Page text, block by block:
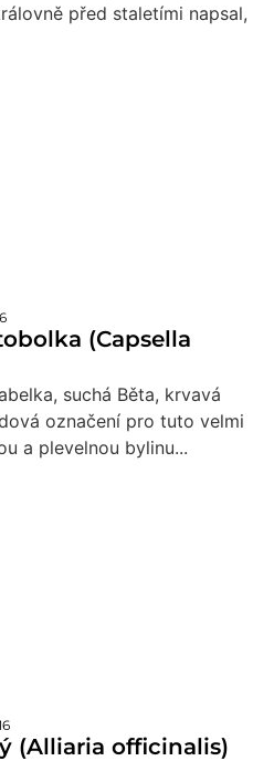
před staletími napsal,
(Capsella
suchá Běta, krvavá
označení pro tuto velmi
a plevelnou bylinu...
(Alliaria officinalis)